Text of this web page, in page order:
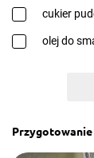
cukier
olej do